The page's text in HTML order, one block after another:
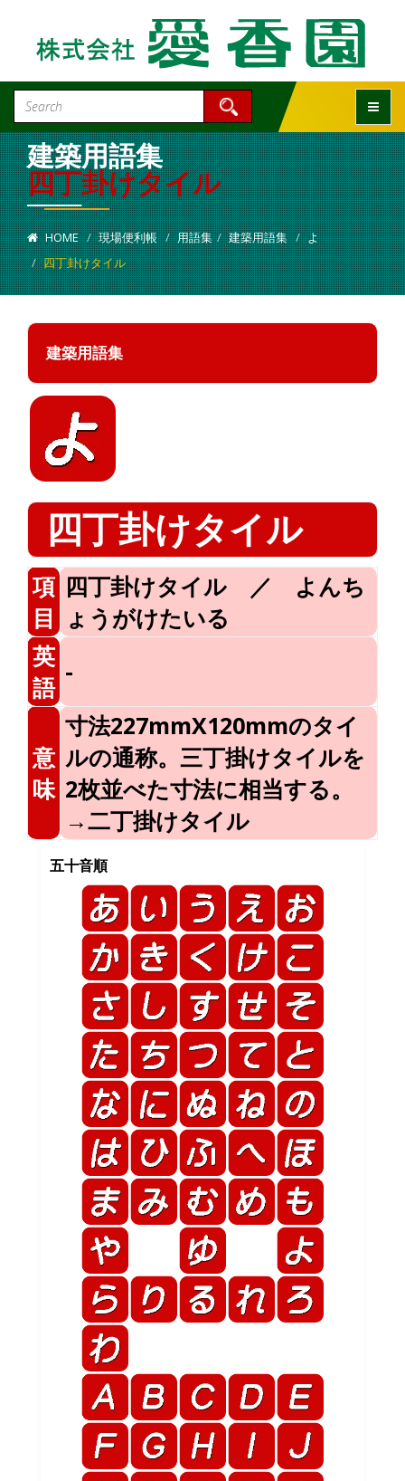
建築用語集
四丁卦けタイル
HOME 現場便利帳 用語集 建築用語集
よ
四丁卦けタイル
建築用語集
四丁卦けタイル
項
目
四丁卦けタイル ／ よんち
ょうがけたいる
英
語
-
意
味
寸法227mmX120mmのタイ
ルの通称。三丁掛けタイルを
2枚並べた寸法に相当する。
→二丁掛けタイル
五十音順